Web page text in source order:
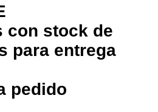
con stock de
para entrega
pedido